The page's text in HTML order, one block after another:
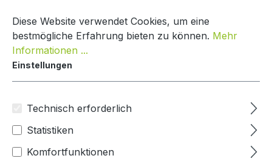
Paketkasten Classic Line
Mypaketkasten
Bildergalerie überspringen
Diese Website verwendet Cookies, um eine
bestmögliche Erfahrung bieten zu können. Mehr
Informationen ...
Einstellungen
Technisch erforderlich
Statistiken
Komfortfunktionen